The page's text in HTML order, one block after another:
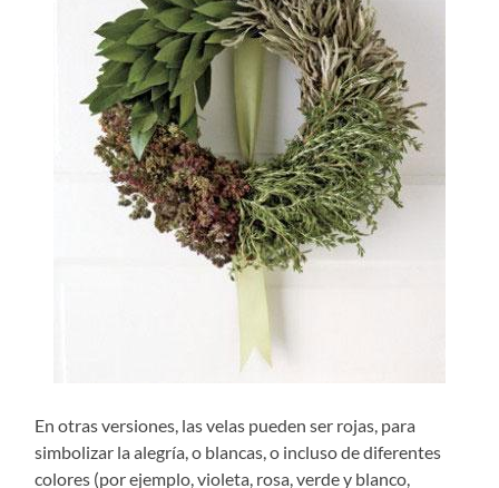
En otras versiones, las velas pueden ser rojas, para
simbolizar la alegría, o blancas, o incluso de diferentes
colores (por ejemplo, violeta, rosa, verde y blanco,